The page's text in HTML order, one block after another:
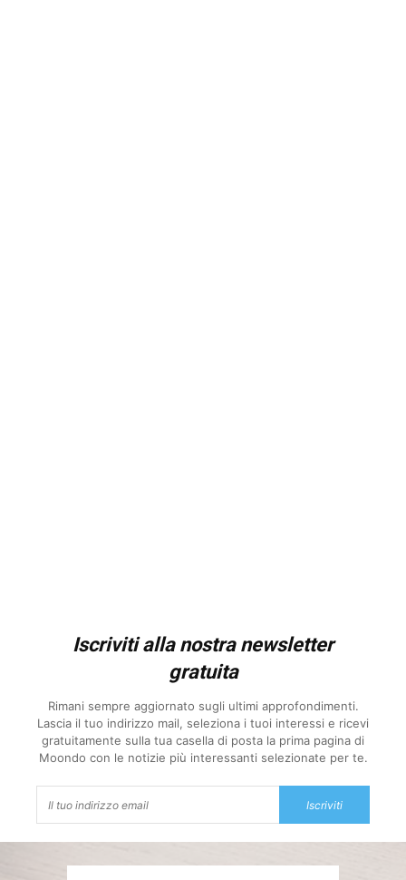
Iscriviti alla nostra newsletter
gratuita
Rimani sempre aggiornato sugli ultimi approfondimenti.
Lascia il tuo indirizzo mail, seleziona i tuoi interessi e ricevi
gratuitamente sulla tua casella di posta la prima pagina di
Moondo con le notizie più interessanti selezionate per te.
Iscriviti